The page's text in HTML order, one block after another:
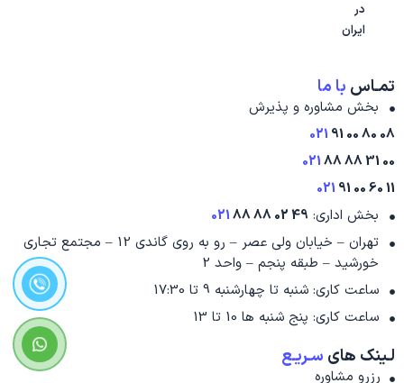
در
ایران
تمـاس با ما
بخش مشاوره و پذیرش
08 80 00 91
021
00 31 88 88
021
11 60 00 91
021
بخش اداری: 49 02 88 88
021
تهران – خیابان ولی عصر – رو به روی گاندی 12 – مجتمع تجاری
خورشید – طبقه پنجم – واحد 2
ساعت کاری: شنبه تا چهارشنبه 9 تا 17:30
ساعت کاری: پنج شنبه ها 10 تا 13
لـینک های سـریـع
رزرو مشاوره